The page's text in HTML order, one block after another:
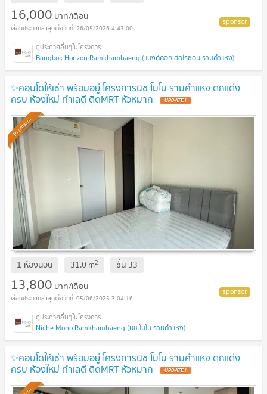
16,000 บาท/เดือน
26/05/2026 4:43:00
Bangkok Horizon Ramkhamhaeng (แบงค์คอก ฮอไรซอน รามคำแหง)
✨คอนโดให้เช่า พร้อมอยู่ โครงการนิช โมโน รามคำแหง ตกแต่ง
ครบ ห้องใหม่ ทำเลดี ติดMRT หัวหมาก
Premium
1 ห้องนอน 31.0m2 ชั้น 33
13,800 บาท/เดือน
05/06/2025 3:04:16
Niche Mono Ramkhamhaeng (นิช โมโน รามคำแหง)
✨คอนโดให้เช่า พร้อมอยู่ โครงการนิช โมโน รามคำแหง ตกแต่ง
ครบ ห้องใหม่ ทำเลดี ติดMRT หัวหมาก